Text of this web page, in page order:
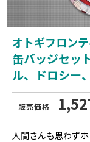
オトギフロン
缶バッジセッ
ル、ドロシー
販売価格
人間さんも思わず